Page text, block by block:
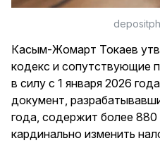
Касым-Жомарт Токаев
кодекс и сопутствующие
в силу с 1 января 2026
документ,
года, содержит более 880
кардинально изменить